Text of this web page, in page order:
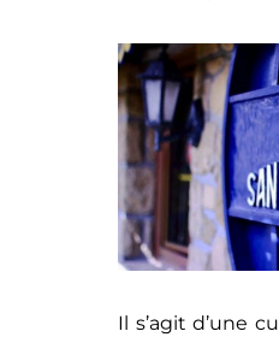
de la région.
La carte est
et je vous
difficile de
En entrée,
entre
Bogavante